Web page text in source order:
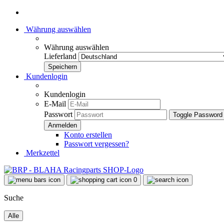
Währung auswählen
Währung auswählen
Lieferland
Kundenlogin
Kundenlogin
E-Mail
Passwort
Toggle
Konto erstellen
Passwort vergessen?
Merkzettel
0
Suche
Alle